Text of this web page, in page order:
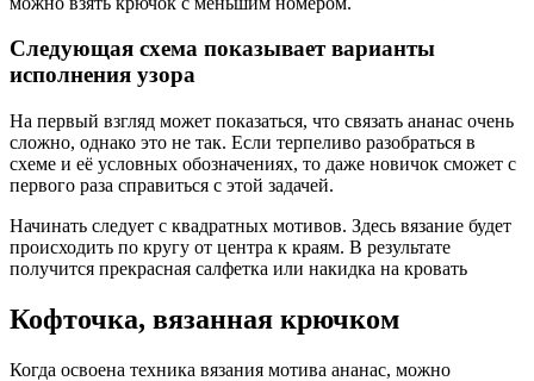
Следующая схема показывает варианты
исполнения узора
На первый взгляд может показаться, что связать ананас очень
сложно, однако это не так. Если терпеливо разобраться в
схеме и её условных обозначениях, то даже новичок сможет с
первого раза справиться с этой задачей.
Начинать следует с квадратных мотивов. Здесь вязание будет
происходить по кругу от центра к краям. В результате
получится прекрасная салфетка или накидка на кровать
Кофточка, вязанная крючком
Когда освоена техника вязания мотива ананас, можно